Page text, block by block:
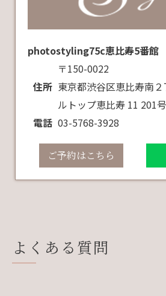
photostyling75c恵比寿5番館
住所
〒150-0022
東京都渋谷区恵比寿南
ルトップ恵比寿 11 201号
電話 03-5768-3928
ご予約はこちら
よくある質問